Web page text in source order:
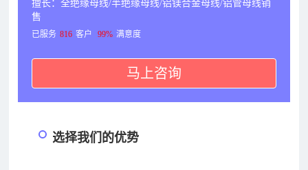
擅长：全绝缘母线/半绝缘母线/铝镁合金母线/铝管母线销
售
已服务 816 客户 99% 满意度
马上咨询
选择我们的优势